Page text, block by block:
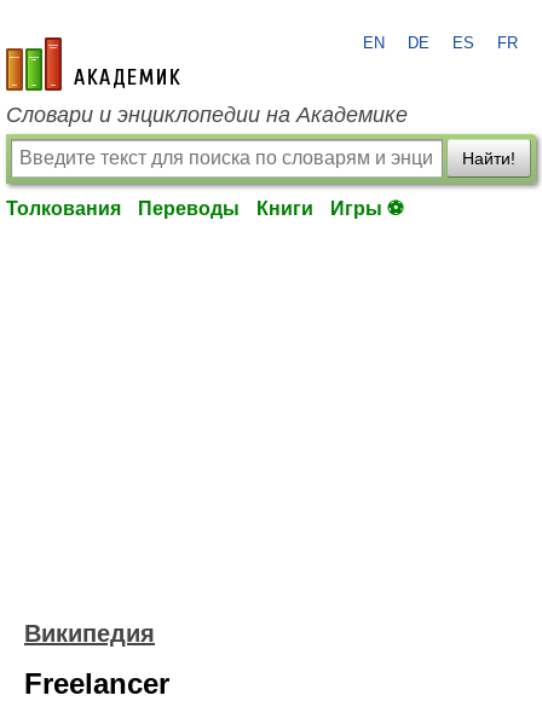
academic.ru
EN DE ES FR
Словари и энциклопедии на Академике
Найти!
Толкования Переводы Книги Игры ⚽
Википедия
Freelancer